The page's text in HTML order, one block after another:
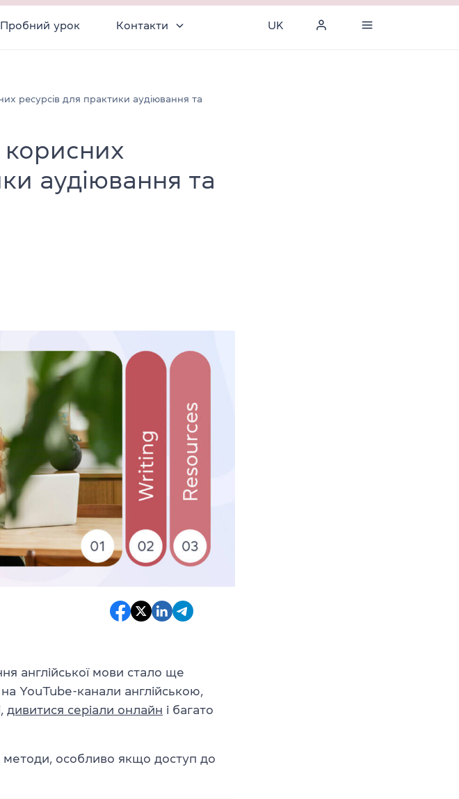
Пробний урок Контакти UK
ресурсів для практики аудіювання та
аудіювання та
англійської мови стало ще
YouTube-канали англійською,
дивитися серіали онлайн і багато
методи, особливо якщо доступ до